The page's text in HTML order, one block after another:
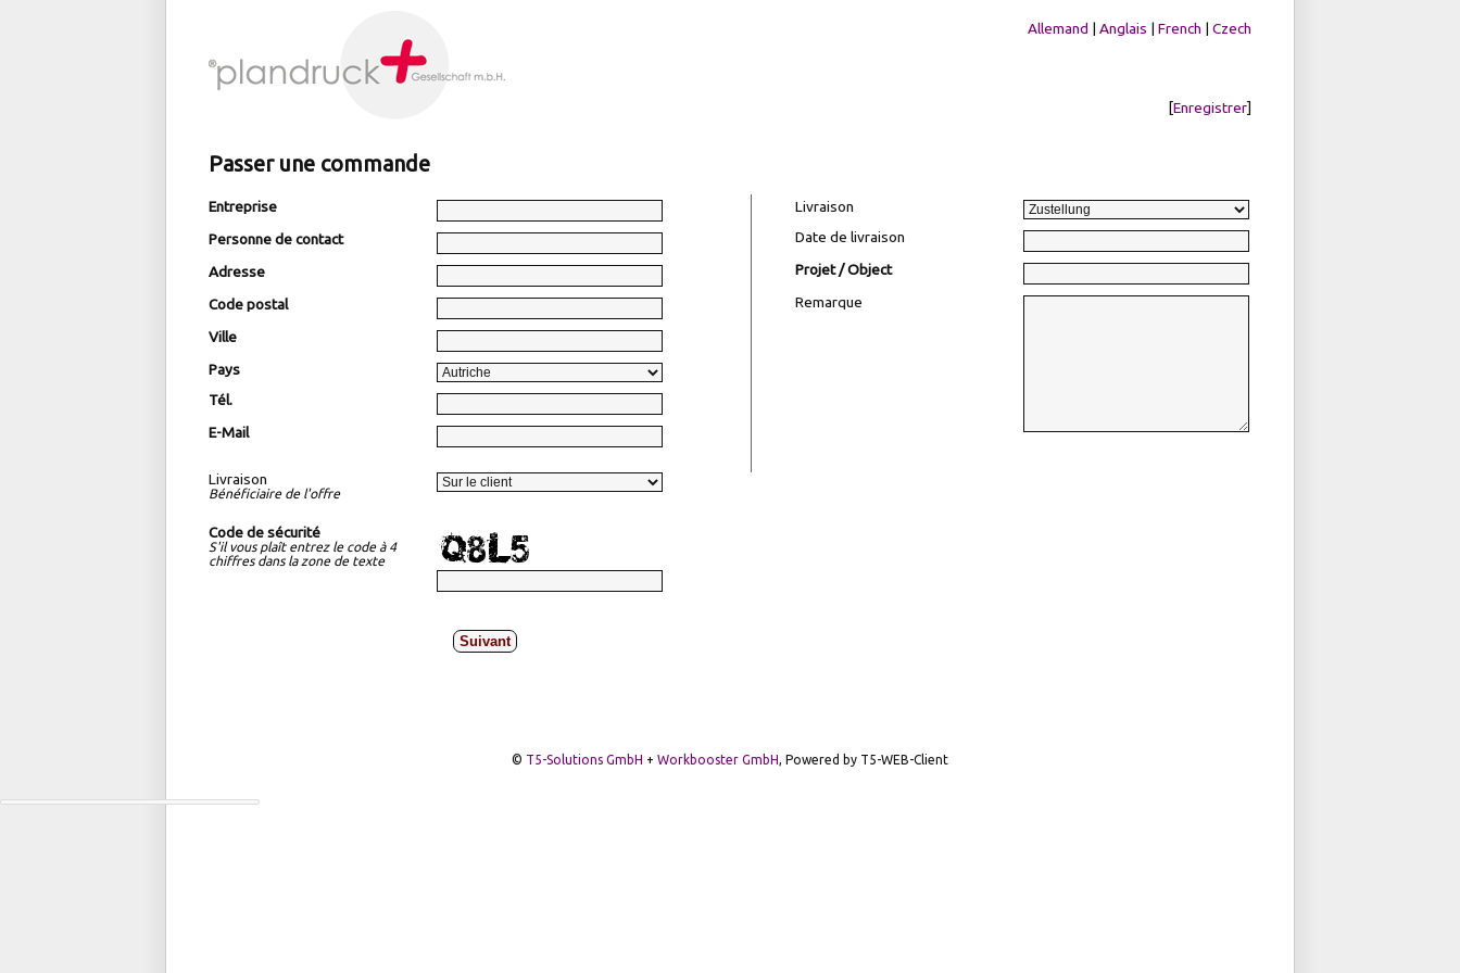
Allemand | Anglais | French | Czech
[Enregistrer]
Passer une commande
Entreprise
Personne de contact
Adresse
Code postal
Ville
Pays
Tél.
E-Mail
Livraison
Bénéficiaire de l'offre
Code de sécurité
S'il vous plaît entrez le code à 4
chiffres dans la zone de texte
Livraison
Date de livraison
Projet / Object
Remarque
Suivant
© T5-Solutions GmbH + Workbooster GmbH, Powered by T5-WEB-Client